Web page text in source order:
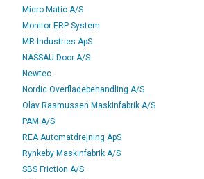
Micro Matic A/S
Monitor ERP System
MR-Industries ApS
NASSAU Door A/S
Newtec
Nordic Overfladebehandling A/S
Olav Rasmussen Maskinfabrik A/S
PAM A/S
REA Automatdrejning ApS
Rynkeby Maskinfabrik A/S
SBS Friction A/S